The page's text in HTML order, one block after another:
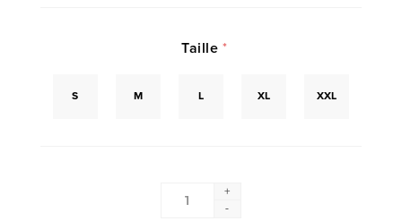
Taille *
S M L XL XXL
+
-